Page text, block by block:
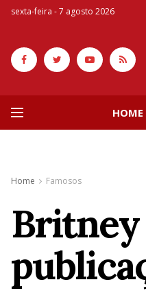
sexta-feira - 7 agosto 2026
HOME
Home Famosos
Britney